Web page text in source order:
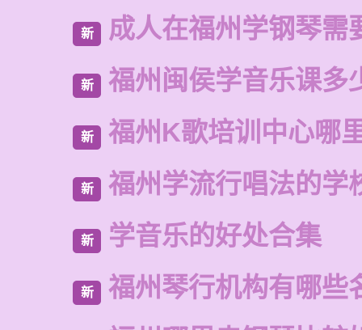
新 成人在福州学钢琴需
新 福州闽侯学音乐课多
新 福州K歌培训中心哪
新 福州学流行唱法的学
新 学音乐的好处合集
新
福州琴行机构有哪些